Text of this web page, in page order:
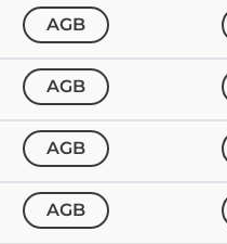
AGB
AGB
AGB
AGB